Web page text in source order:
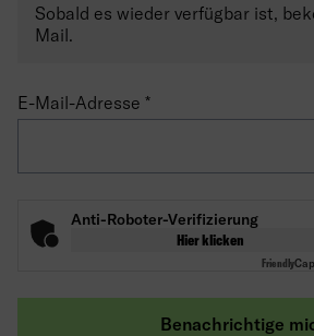
Sobald es wieder verfügbar ist,
Mail.
E-Mail-Adresse
Anti-Roboter-Verifizierung
Hier klicken
Friendly
Benachrichtige